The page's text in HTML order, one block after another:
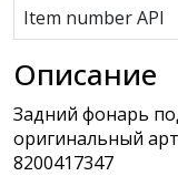
Item number API
Описание
Задний фонарь
оригинальный
8200417347